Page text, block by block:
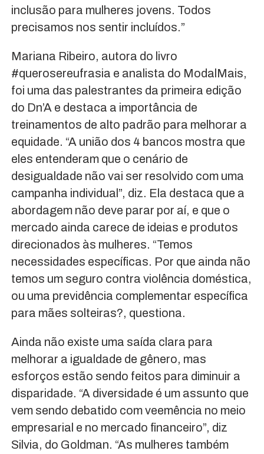
inclusão para mulheres jovens. Todos
precisamos nos sentir incluídos.”
Mariana Ribeiro, autora do livro
#querosereufrasia e analista do ModalMais,
foi uma das palestrantes da primeira edição
do Dn’A e destaca a importância de
treinamentos de alto padrão para melhorar a
equidade. “A união dos 4 bancos mostra que
eles entenderam que o cenário de
desigualdade não vai ser resolvido com uma
campanha individual”, diz. Ela destaca que a
abordagem não deve parar por aí, e que o
mercado ainda carece de ideias e produtos
direcionados às mulheres. “Temos
necessidades específicas. Por que ainda não
temos um seguro contra violência doméstica,
ou uma previdência complementar específica
para mães solteiras?, questiona.
Ainda não existe uma saída clara para
melhorar a igualdade de gênero, mas
esforços estão sendo feitos para diminuir a
disparidade. “A diversidade é um assunto que
vem sendo debatido com veemência no meio
empresarial e no mercado financeiro”, diz
Silvia, do Goldman. “As mulheres também